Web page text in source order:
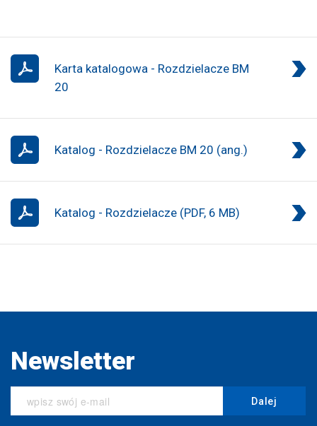
Karta katalogowa - Rozdzielacze BM
20
Katalog - Rozdzielacze BM 20 (ang.)
Katalog - Rozdzielacze (PDF, 6 MB)
Newsletter
Dalej